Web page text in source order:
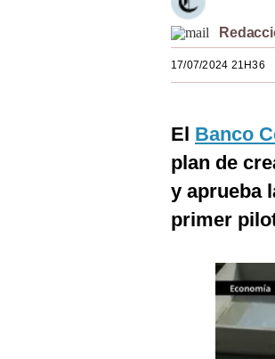
17/07/2024 21H36
El Banco
plan de
y aprueba
primer